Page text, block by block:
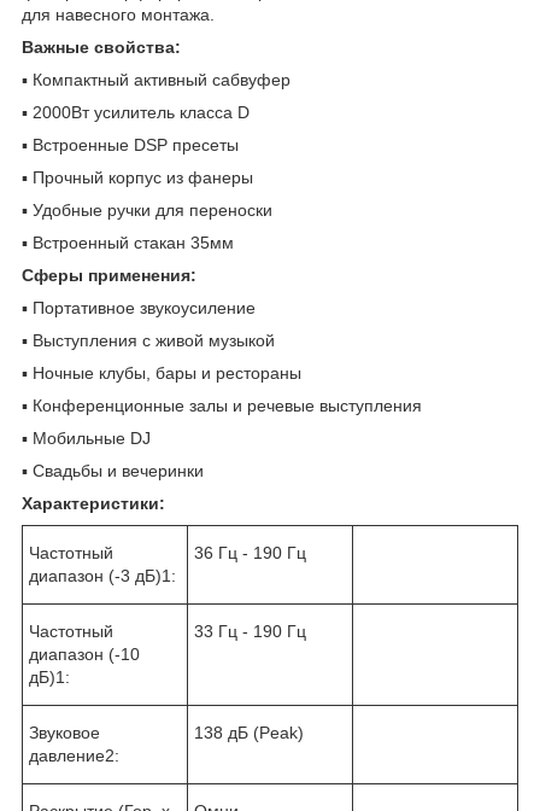
для навесного монтажа.
Важные свойства:
▪ Компактный активный сабвуфер
▪ 2000Вт усилитель класса D
▪ Встроенные DSP пресеты
▪ Прочный корпус из фанеры
▪ Удобные ручки для переноски
▪ Встроенный стакан 35мм
Сферы применения:
▪ Портативное звукоусиление
▪ Выступления с живой музыкой
▪ Ночные клубы, бары и рестораны
▪ Конференционные залы и речевые выступления
▪ Мобильные DJ
▪ Свадьбы и вечеринки
Характеристики:
Частотный
диапазон (-3 дБ)1:
36 Гц - 190 Гц
Частотный
диапазон (-10
дБ)1:
33 Гц - 190 Гц
Звуковое
давление2:
138 дБ (Peak)